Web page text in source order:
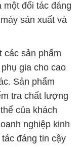
đối tác đáng
sản xuất và
các sản phẩm
gia cho cao
Sản phẩm
tra chất lượng
của khách
nghiệp kinh
đáng tin cậy